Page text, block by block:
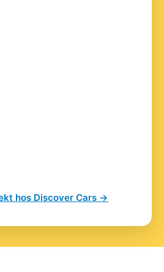
hos Discover Cars →